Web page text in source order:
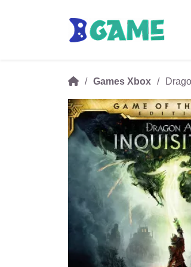
Games Xbox